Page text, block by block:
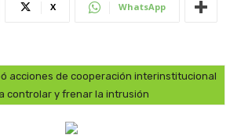
X WhatsApp
acciones de cooperación interinstitucional
controlar y frenar la intrusión